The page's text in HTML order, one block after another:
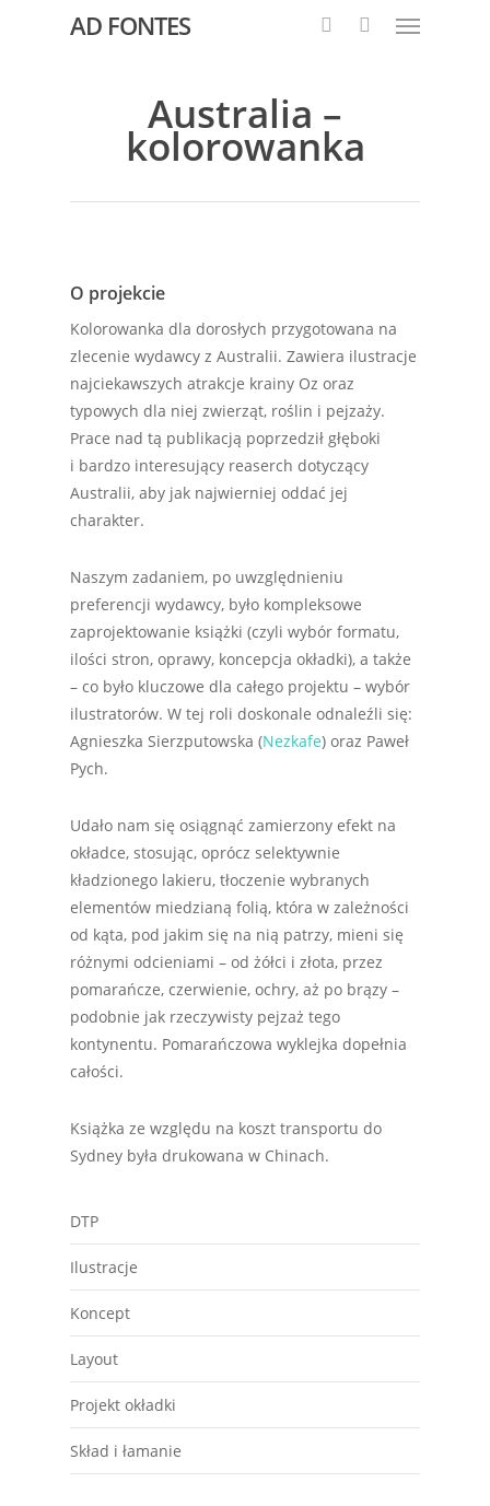
AD FONTES
Australia –
kolorowanka
O projekcie
Kolorowanka dla dorosłych przygotowana na
zlecenie wydawcy z Australii. Zawiera ilustracje
najciekawszych atrakcje krainy Oz oraz
typowych dla niej zwierząt, roślin i pejzaży.
Prace nad tą publikacją poprzedził głęboki
i bardzo interesujący reaserch dotyczący
Australii, aby jak najwierniej oddać jej
charakter.
Naszym zadaniem, po uwzględnieniu
preferencji wydawcy, było kompleksowe
zaprojektowanie książki (czyli wybór formatu,
ilości stron, oprawy, koncepcja okładki), a także
– co było kluczowe dla całego projektu – wybór
ilustratorów. W tej roli doskonale odnaleźli się:
Agnieszka Sierzputowska (Nezkafe) oraz Paweł
Pych.
Udało nam się osiągnąć zamierzony efekt na
okładce, stosując, oprócz selektywnie
kładzionego lakieru, tłoczenie wybranych
elementów miedzianą folią, która w zależności
od kąta, pod jakim się na nią patrzy, mieni się
różnymi odcieniami – od żółci i złota, przez
pomarańcze, czerwienie, ochry, aż po brązy –
podobnie jak rzeczywisty pejzaż tego
kontynentu. Pomarańczowa wyklejka dopełnia
całości.
Książka ze względu na koszt transportu do
Sydney była drukowana w Chinach.
DTP
Ilustracje
Koncept
Layout
Projekt okładki
Skład i łamanie